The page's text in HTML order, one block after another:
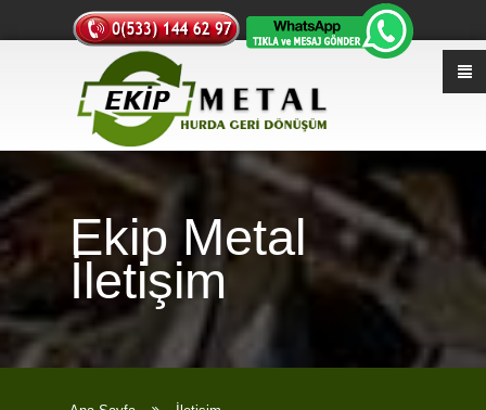
Ekip Metal
İletişim